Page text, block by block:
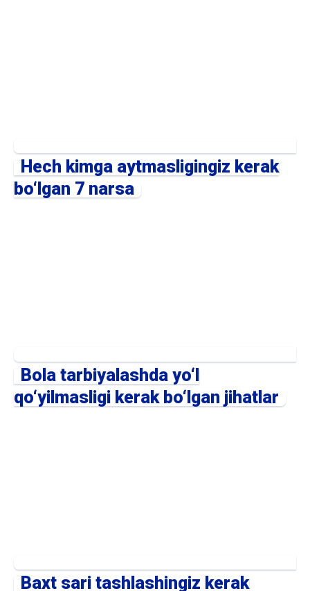
Hech kimga aytmasligingiz kerak
bo‘lgan 7 narsa
Bola tarbiyalashda yo‘l
qo‘yilmasligi kerak bo‘lgan jihatlar
Baxt sari tashlashingiz kerak